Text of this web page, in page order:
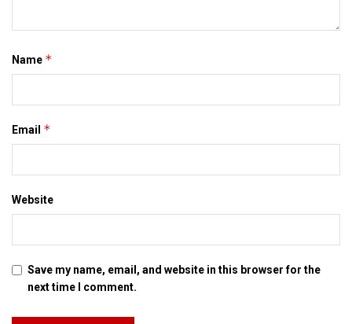
सड़कक भांति बिहार क सुधरल बिजली व्यवस्था सेहो लोक कए चौंका देत।
Tags: bihar government
Name *
Email *
Website
Save my name, email, and website in this browser for the
next time I comment.